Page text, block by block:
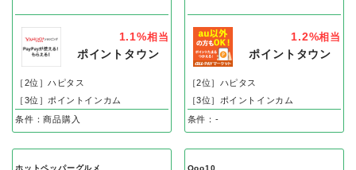
1.1%相当
ポイントタウン
［2位］ハピタス
［3位］ポイントインカム
条件：商品購入
1.2%相当
ポイントタウン
［2位］ハピタス
［3位］ポイントインカム
条件：-